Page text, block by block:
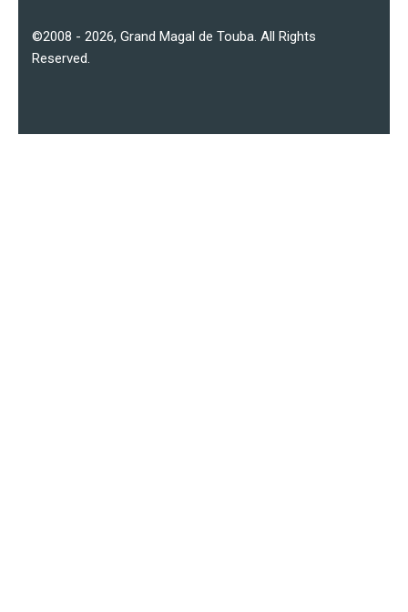
©2008 - 2026, Grand Magal de Touba . All Rights
Reserved.